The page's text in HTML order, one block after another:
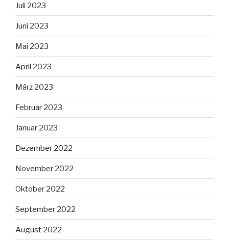
Juli 2023
Juni 2023
Mai 2023
April 2023
März 2023
Februar 2023
Januar 2023
Dezember 2022
November 2022
Oktober 2022
September 2022
August 2022